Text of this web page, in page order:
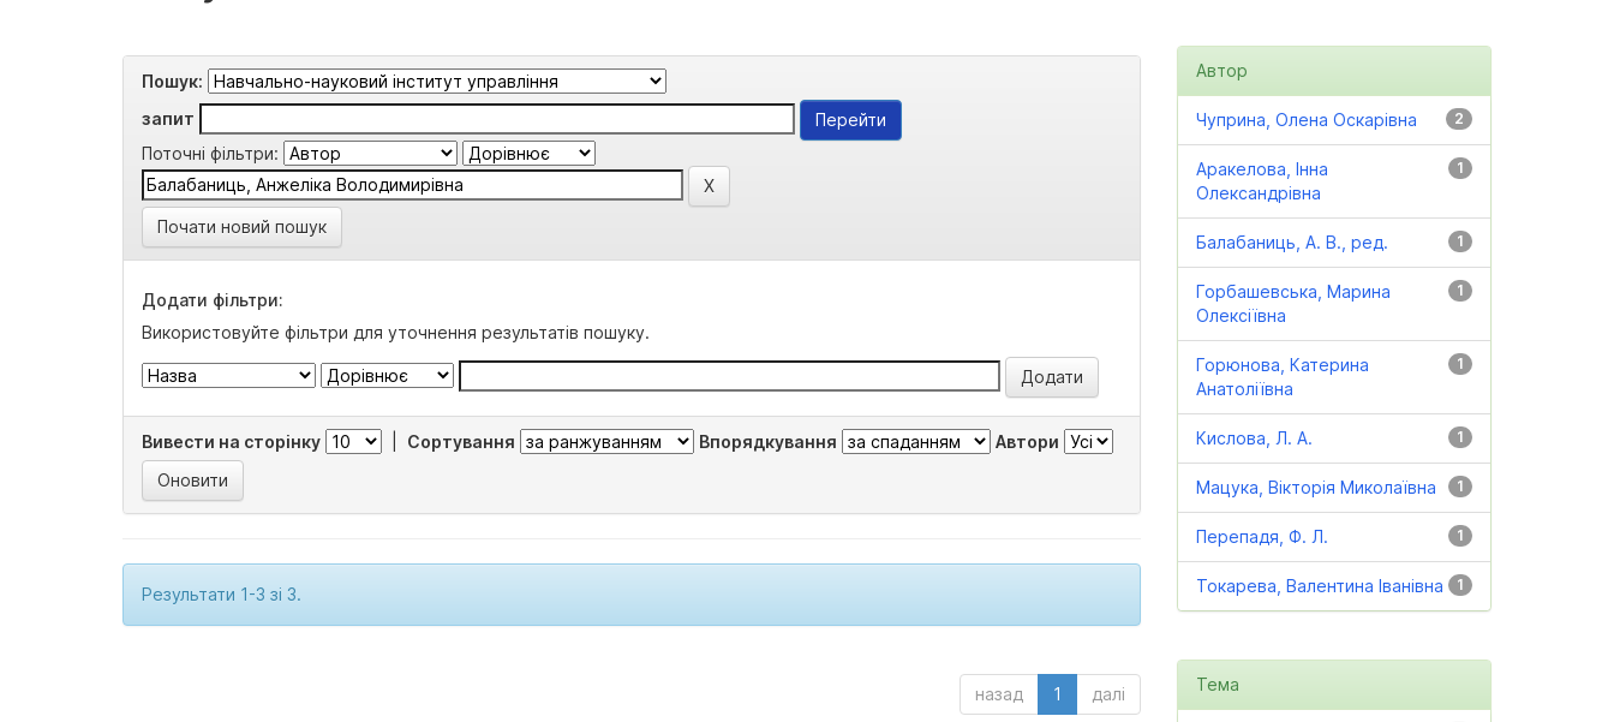
Пошук:
запит
Поточні фільтри:
Почати новий пошук
Додати фільтри:
Використовуйте фільтри для уточнення результатів пошуку.
Вивести на сторінку Сортування Впорядкування Автори
Результати 1-3 зі 3.
назад 1 далі
Автор
2
Чуприна, Олена Оскарівна
1
Аракелова, Інна
Олександрівна
1
Балабаниць, А. В., ред.
1
Горбашевська, Марина
Олексіївна
1
Горюнова, Катерина
Анатоліївна
1
Кислова, Л. А.
1
Мацука, Вікторія Миколаївна
1
Перепадя, Ф. Л.
1
Токарева, Валентина Іванівна
Тема